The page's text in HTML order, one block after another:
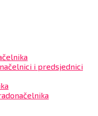
i predsjednici